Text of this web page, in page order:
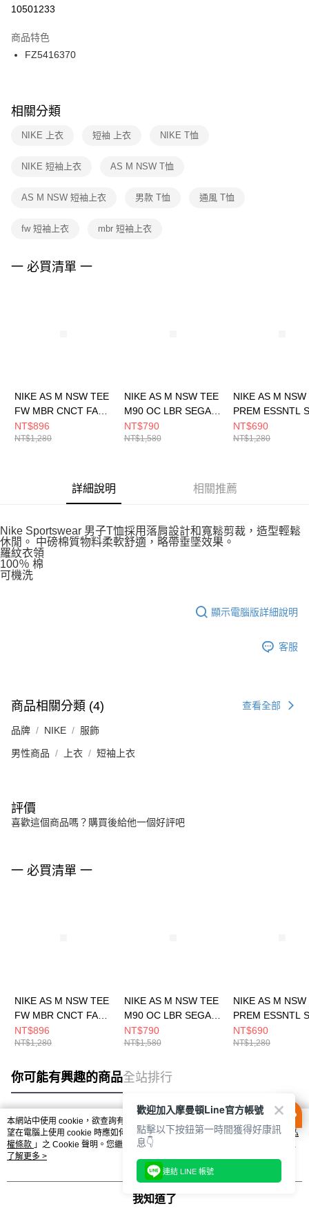
１．於結帳方式選擇「AFTEE先享後付」後，將跳轉至「AFTEE先享後付」
２．訂單成立數日內，您將收到繳費通知簡訊。
３．收到繳費通知簡訊後14天內，點擊此簡訊中的連結，可透過四大超商／
ATM／網路銀行／等多元方式進行付款，方視為交易完成。
※ 交易是否成功請以「AFTEE先享後付 」之結帳頁面顯示為準，若有關於
是否繳費成功／繳費後需取消欲退款等相關疑問，請聯繫「AFTEE先享後付
客戶支援中心」
https://netprotections.freshdesk.com/support/home
１．透過由恩沛科技股份有限公司提供之「AFTEE先享後付」服務完成之交
權轉讓予恩沛科技股份有限公司。
３．未成年的使用者請事先徵得法定代理人或監護人之同意方可使用
４．使用「AFTEE先享後付」時，將依據個別帳號之用戶狀況，依本公司即
每筆NT$100，滿NT$1,500(含以上)免運費
付款後門市自取
每筆NT$100，滿NT$1,500(含以上)免運費
10501233
商品特色
FZ5416370
相關分類
NIKE 上衣 短袖 上衣 NIKE T恤
NIKE 短袖上衣 AS M NSW T恤
AS M NSW 短袖上衣 男款 T恤 通風 T恤
fw 短袖上衣 mbr 短袖上衣
一 必買清單 一
NIKE AS M NSW TEE
FW MBR CNCT FA25
男 短袖上衣
HQ9245100
NT$896
NT$1,280
NIKE AS M NSW TEE
M90 OC LBR SEGA
男 短袖上衣 綠
FZ5393370
NT$790
NT$1,580
NIKE AS M NSW
PREM ESSNTL
TEE 男 短袖上衣
DO7393371
NT$690
NT$1,280
詳細說明 相關推薦
Nike Sportswear 男子T恤採用落肩設計和寬鬆剪裁，造型輕鬆
休閒。 中磅棉質物料柔軟舒適，略帶垂墜效果。
羅紋衣領
100％ 棉
可機洗
顯示電腦版詳細說明
客服
商品相關分類 (4) 查看全部
品牌 NIKE 服飾
男性商品 上衣 短袖上衣
評價
喜歡這個商品嗎？購買後給他一個好評吧
一 必買清單 一
NIKE AS M NSW TEE
FW MBR CNCT FA25
男 短袖上衣
HQ9245100
NT$896
NT$1,280
NIKE AS M NSW TEE
M90 OC LBR SEGA
男 短袖上衣 綠
FZ5393370
NT$790
NT$1,580
NIKE AS M NSW
PREM ESSNTL
TEE 男 短袖上衣
DO7393371
NT$690
NT$1,280
你可能有興趣的商品全站排行
熱門標籤
本網站中使用 cookie，欲查詢有關本網站使用 cookie 方式之詳情，及若您不希
望在電腦上使用 cookie 時應如何變更電腦的 cookie 設定，請參閱本網站「
隱私
權條款 」之 Cookie 聲明。您繼續使用本網站即表示您同意本公司得按本網站使
用條款之 Cookie 聲明使用 cookie。
了解更多 >
我知道了
歡迎加入摩曼頓Line官方帳號
點擊以下按鈕第一時間獲得好康訊
息👇
連結 LINE 帳號